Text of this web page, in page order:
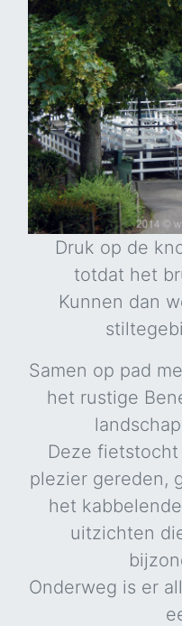
Druk op de
totdat het
Kunnen dan
Samen op pad
het rustige
Deze
plezier gereden,
het
uitzichten
Onderweg is er